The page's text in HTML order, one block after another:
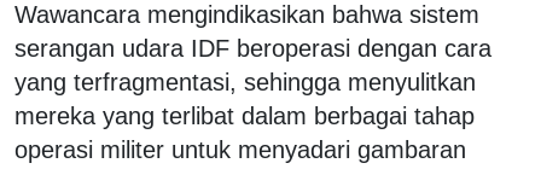
Wawancara mengindikasikan bahwa sistem
serangan udara IDF beroperasi dengan cara
yang terfragmentasi, sehingga menyulitkan
mereka yang terlibat dalam berbagai tahap
operasi militer untuk menyadari gambaran